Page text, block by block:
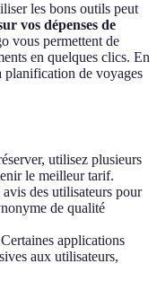
les bons outils peut
vos dépenses de
vous permettent de
en quelques clics. En
planification de voyages
utilisez plusieurs
le meilleur tarif.
des utilisateurs pour
de qualité
applications
aux utilisateurs,